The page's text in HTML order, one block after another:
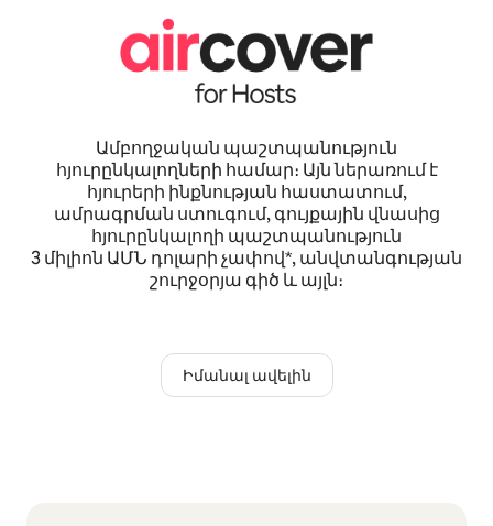
Ամբողջական պաշտպանություն
հյուրընկալողների համար։ Այն ներառում է
հյուրերի ինքնության հաստատում,
ամրագրման ստուգում, գույքային վնասից
հյուրընկալողի պաշտպանություն
3 միլիոն ԱՄՆ դոլարի չափով*, անվտանգության
շուրջօրյա գիծ և այլն։
Իմանալ ավելին